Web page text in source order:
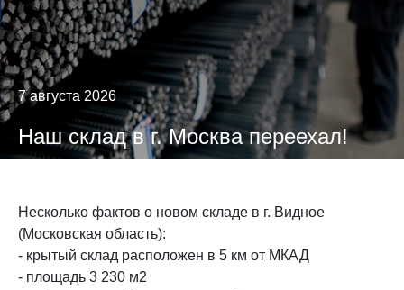
7 августа 2026
Наш склад в г. Москва переехал!
Несколько фактов о новом складе в г. Видное
(Московская область):
- крытый склад расположен в 5 км от МКАД
- площадь 3 230 м2